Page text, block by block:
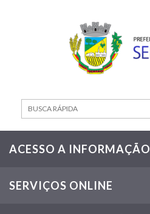
Contato
ACESSO A INFORMAÇÃO
SERVIÇOS ONLINE